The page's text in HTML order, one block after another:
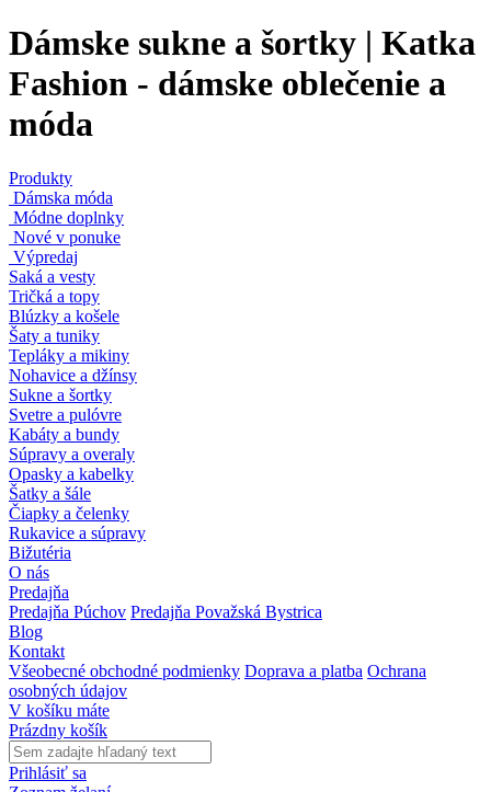
Dámske sukne a šortky | Katka
Fashion - dámske oblečenie a
móda
Produkty
Dámska móda
Módne doplnky
Nové v ponuke
Výpredaj
Saká a vesty
Tričká a topy
Blúzky a košele
Šaty a tuniky
Tepláky a mikiny
Nohavice a džínsy
Sukne a šortky
Svetre a pulóvre
Kabáty a bundy
Súpravy a overaly
Opasky a kabelky
Šatky a šále
Čiapky a čelenky
Rukavice a súpravy
Bižutéria
O nás
Predajňa
Predajňa Púchov Predajňa Považská Bystrica
Blog
Kontakt
Všeobecné obchodné podmienky Doprava a platba Ochrana
osobných údajov
V košíku máte
Prázdny košík
Prihlásiť sa